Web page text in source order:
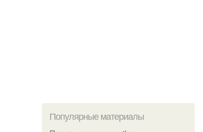
Популярные материалы